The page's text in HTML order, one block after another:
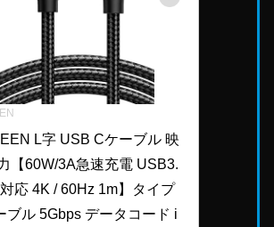
L字 USB Cケーブル 映
【60W/3A急速充電 USB3.
応 4K / 60Hz 1m】タイプ
ブル 5Gbps データコード i